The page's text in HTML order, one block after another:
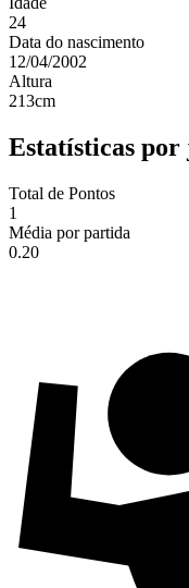
24
Data do nascimento
12/04/2002
Altura
213cm
Estatísticas por
Total de Pontos
1
Média por partida
0.20